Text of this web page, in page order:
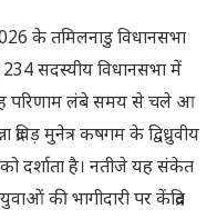
के तमिलनाडु विधानसभा
सदस्यीय विधानसभा में
परिणाम लंबे समय से चले आ
मुनेत्र कषगम के द्विध्रुवीय
दर्शाता है। नतीजे यह संकेत
की भागीदारी पर केंद्रित